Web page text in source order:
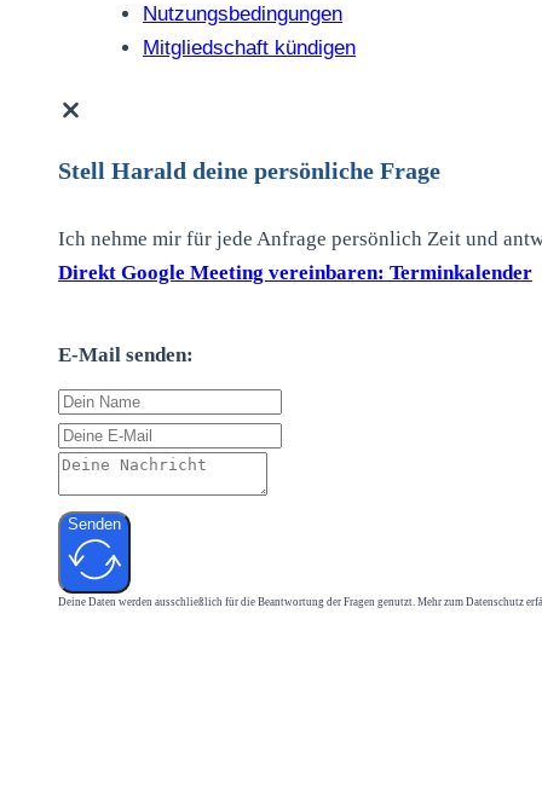
Nutzungsbedingungen
Mitgliedschaft kündigen
Stell Harald deine persönliche Frage
Ich nehme mir für jede Anfrage persönlich Zeit und
Direkt Google Meeting vereinbaren: Terminkalender
E-Mail senden:
Senden
Deine Daten werden ausschließlich für die Beantwortung der Fragen genutzt. Mehr zum Datenschutz